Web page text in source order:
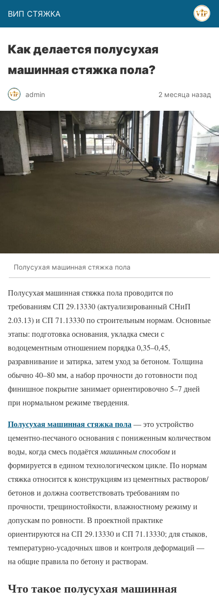
ВИП СТЯЖКА
Как делается полусухая
машинная стяжка пола?
admin 2 месяца назад
Полусухая машинная стяжка пола
Полусухая машинная стяжка пола проводится по
требованиям СП 29.13330 (актуализированный СНиП
2.03.13) и СП 71.13330 по строительным нормам. Основные
этапы: подготовка основания, укладка смеси с
водоцементным отношением порядка 0,35–0,45,
разравнивание и затирка, затем уход за бетоном. Толщина
обычно 40–80 мм, а набор прочности до готовности под
финишное покрытие занимает ориентировочно 5–7 дней
при нормальном режиме твердения.
Полусухая машинная стяжка пола— это устройство
цементно-песчаного основания с пониженным количеством
воды, когда смесь подаётся машинным способоми
формируется в едином технологическом цикле. По нормам
стяжка относится к конструкциям из цементных растворов/
бетонов и должна соответствовать требованиям по
прочности, трещиностойкости, влажностному режиму и
допускам по ровности. В проектной практике
ориентируются на СП 29.13330 и СП 71.13330; для стыков,
температурно-усадочных швов и контроля деформаций —
на общие правила по бетону и растворам.
Что такое полусухая машинная